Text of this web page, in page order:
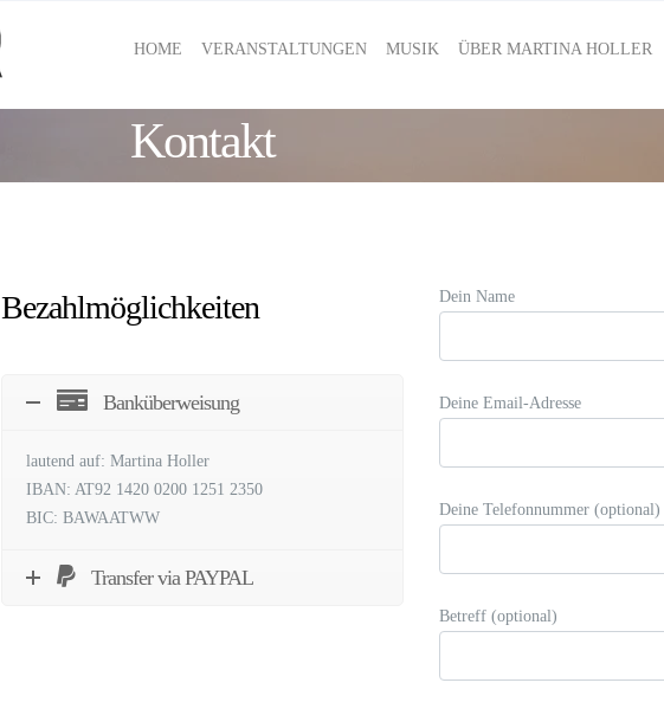
HOME VERANSTALTUNGEN MUSIK ÜBER MARTINA HOLLER
Kontakt
Bezahlmöglichkeiten
Banküberweisung
lautend auf: Martina Holler
IBAN: AT92 1420 0200 1251 2350
BIC: BAWAATWW
Transfer via PAYPAL
Dein Name
Deine Email-Adresse
Deine Telefonnummer (optional)
Betreff (optional)